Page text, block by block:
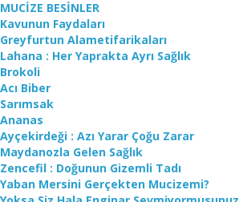
MUCİZE BESİNLER
Kavunun Faydaları
Greyfurtun Alametifarikaları
Lahana : Her Yaprakta Ayrı Sağlık
Brokoli
Acı Biber
Sarımsak
Ananas
Ayçekirdeği : Azı Yarar Çoğu Zarar
Maydanozla Gelen Sağlık
Zencefil : Doğunun Gizemli Tadı
Yaban Mersini Gerçekten Mucizemi?